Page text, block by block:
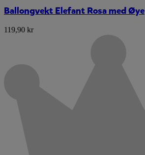
Ballongvekt Elefant Rosa med Øye
119,90 kr